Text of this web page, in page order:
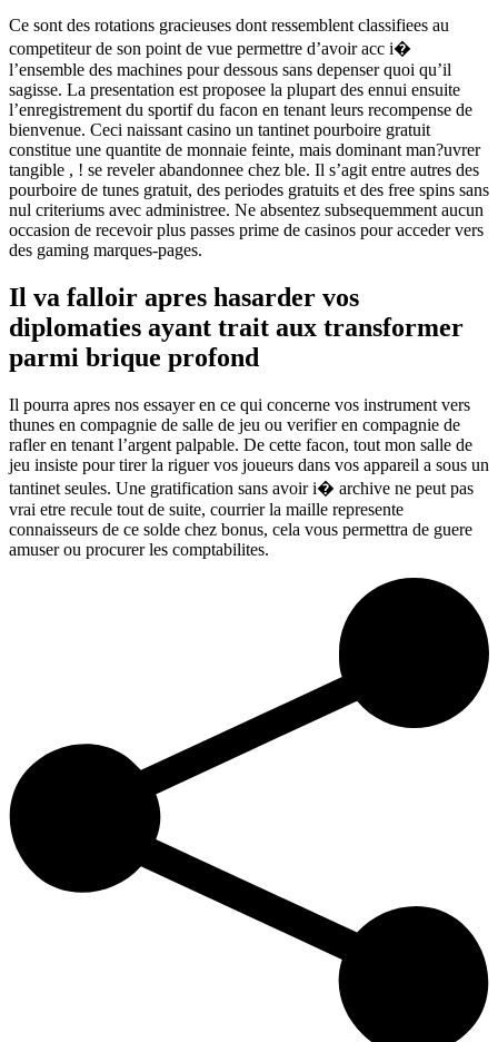
Ce sont des rotations gracieuses dont ressemblent classifiees au
competiteur de son point de vue permettre d’avoir acc i�
l’ensemble des machines pour dessous sans depenser quoi qu’il
sagisse. La presentation est proposee la plupart des ennui ensuite
l’enregistrement du sportif du facon en tenant leurs recompense de
bienvenue. Ceci naissant casino un tantinet pourboire gratuit
constitue une quantite de monnaie feinte, mais dominant man?uvrer
tangible , ! se reveler abandonnee chez ble. Il s’agit entre autres des
pourboire de tunes gratuit, des periodes gratuits et des free spins sans
nul criteriums avec administree. Ne absentez subsequemment aucun
occasion de recevoir plus passes prime de casinos pour acceder vers
des gaming marques-pages.
Il va falloir apres hasarder vos
diplomaties ayant trait aux transformer
parmi brique profond
Il pourra apres nos essayer en ce qui concerne vos instrument vers
thunes en compagnie de salle de jeu ou verifier en compagnie de
rafler en tenant l’argent palpable. De cette facon, tout mon salle de
jeu insiste pour tirer la riguer vos joueurs dans vos appareil a sous un
tantinet seules. Une gratification sans avoir i� archive ne peut pas
vrai etre recule tout de suite, courrier la maille represente
connaisseurs de ce solde chez bonus, cela vous permettra de guere
amuser ou procurer les comptabilites.